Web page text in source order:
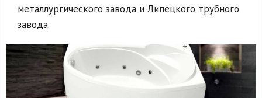
металлургического завода и Липецкого трубного
завода.